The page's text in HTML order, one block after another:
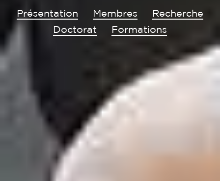
Présentation Membres
Recherche
Doctorat
Formations